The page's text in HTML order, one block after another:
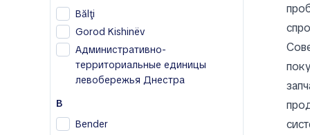
BAIC
Bentley
Bestune
Buick
C
Bălţi
Gorod Kishinëv
Административно-
территориальные единицы
левобережья Днестра
B
Bender